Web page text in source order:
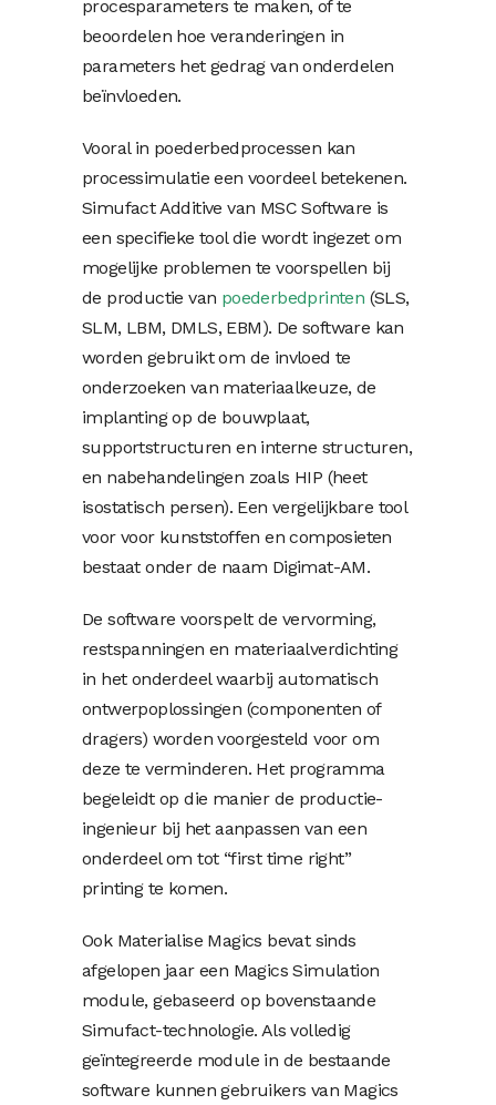
procesparameters te maken, of te
beoordelen hoe veranderingen in
parameters het gedrag van onderdelen
beïnvloeden.
Vooral in poederbedprocessen kan
processimulatie een voordeel betekenen.
Simufact Additive van MSC Software is
een specifieke tool die wordt ingezet om
mogelijke problemen te voorspellen bij
de productie van poederbedprinten (SLS,
SLM, LBM, DMLS, EBM). De software kan
worden gebruikt om de invloed te
onderzoeken van materiaalkeuze, de
implanting op de bouwplaat,
supportstructuren en interne structuren,
en nabehandelingen zoals HIP (heet
isostatisch persen). Een vergelijkbare tool
voor voor kunststoffen en composieten
bestaat onder de naam Digimat-AM.
De software voorspelt de vervorming,
restspanningen en materiaalverdichting
in het onderdeel waarbij automatisch
ontwerpoplossingen (componenten of
dragers) worden voorgesteld voor om
deze te verminderen. Het programma
begeleidt op die manier de productie-
ingenieur bij het aanpassen van een
onderdeel om tot “first time right”
printing te komen.
Ook Materialise Magics bevat sinds
afgelopen jaar een Magics Simulation
module, gebaseerd op bovenstaande
Simufact-technologie. Als volledig
geïntegreerde module in de bestaande
software kunnen gebruikers van Magics